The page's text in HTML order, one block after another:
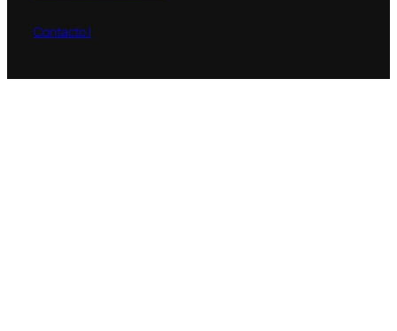
Contacto l